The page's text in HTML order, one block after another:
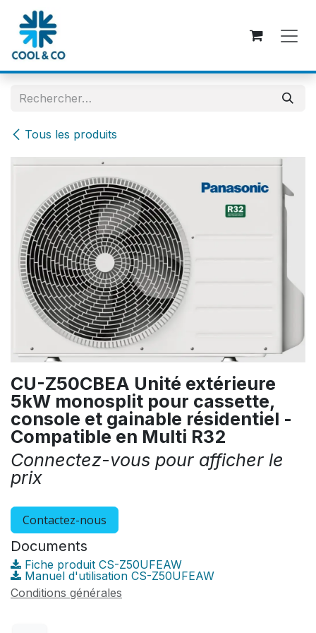
Se rendre au contenu
Tous les produits
CU-Z50CBEA Unité extérieure
5kW monosplit pour cassette,
console et gainable résidentiel -
Compatible en Multi R32
Connectez-vous pour afficher le
prix
Contactez-nous
Documents
Fiche produit CS-Z50UFEAW
Manuel d'utilisation CS-Z50UFEAW
Conditions générales